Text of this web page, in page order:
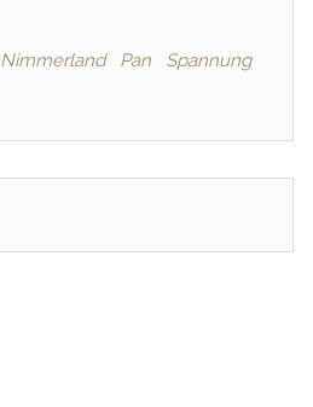
Nimmerland Pan
Spannung